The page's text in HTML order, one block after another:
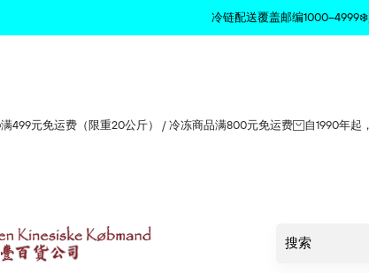
冷链配送覆盖邮编
满499元免运费（限重20公斤） / 冷冻商品满800元免运费 自1990年起
商品